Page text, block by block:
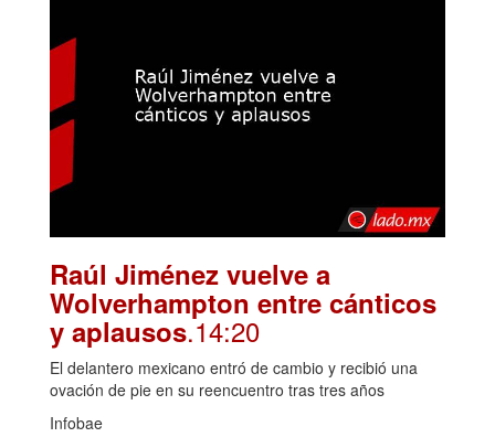
Raúl Jiménez vuelve a
Wolverhampton entre cánticos
y aplausos.14:20
El delantero mexicano entró de cambio y recibió una
ovación de pie en su reencuentro tras tres años
Infobae